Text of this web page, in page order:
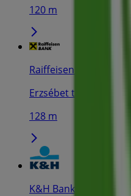
120 m
Raiffeisen Bank
Erzsébet tér 2, Miskolc
128 m
K&H Bank